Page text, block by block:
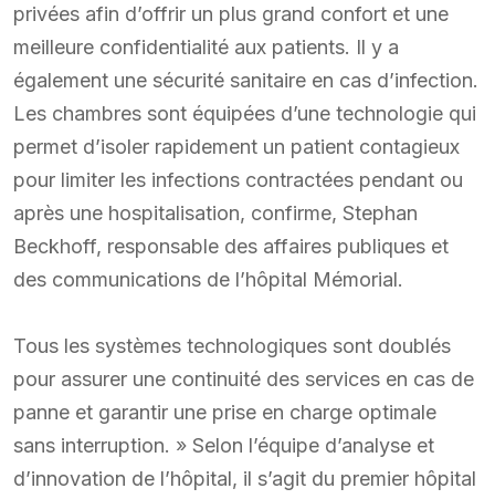
privées afin d’offrir un plus grand confort et une
meilleure confidentialité aux patients. Il y a
également une sécurité sanitaire en cas d’infection.
Les chambres sont équipées d’une technologie qui
permet d’isoler rapidement un patient contagieux
pour limiter les infections contractées pendant ou
après une hospitalisation, confirme, Stephan
Beckhoff, responsable des affaires publiques et
des communications de l’hôpital Mémorial.
Tous les systèmes technologiques sont doublés
pour assurer une continuité des services en cas de
panne et garantir une prise en charge optimale
sans interruption. » Selon l’équipe d’analyse et
d’innovation de l’hôpital, il s’agit du premier hôpital